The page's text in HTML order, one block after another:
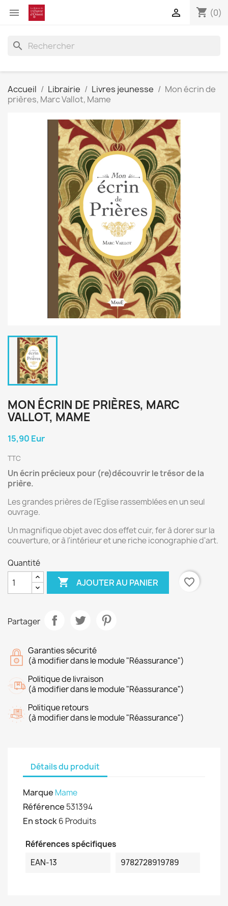
 shopping_cart (0)

search
Accueil Librairie Livres jeunesse
Mon écrin de
prières, Marc Vallot, Mame
MON ÉCRIN DE PRIÈRES, MARC
VALLOT, MAME
15,90 Eur
TTC
Un écrin précieux pour (re)découvrir le trésor de la
prière.
Les grandes prières de l'Eglise rassemblées en un seul
ouvrage.
Un magnifique objet avec dos effet cuir, fer à dorer sur la
couverture, or à l'intérieur et une riche iconographie d'art.
Quantité
 AJOUTER AU PANIER favorite_border
Partager
Garanties sécurité
(à modifier dans le module "Réassurance")
Politique de livraison
(à modifier dans le module "Réassurance")
Politique retours
(à modifier dans le module "Réassurance")
Détails du produit
Marque Mame
Référence 531394
En stock6 Produits
Références spécifiques
EAN-13
9782728919789